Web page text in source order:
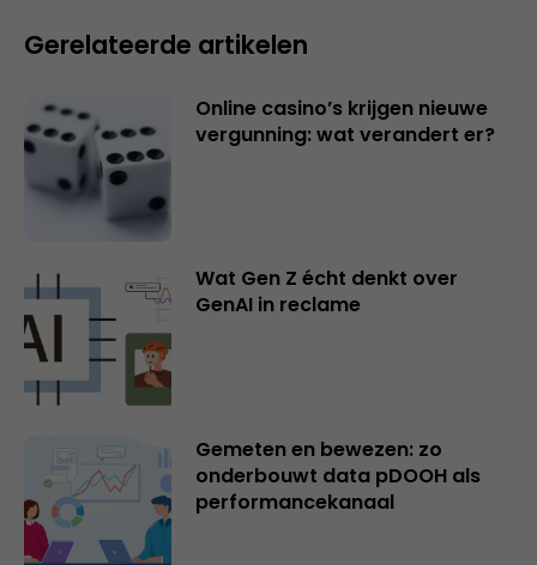
Gerelateerde artikelen
Online casino’s krijgen nieuwe
vergunning: wat verandert er?
Wat Gen Z écht denkt over
GenAI in reclame
Gemeten en bewezen: zo
onderbouwt data pDOOH als
performancekanaal